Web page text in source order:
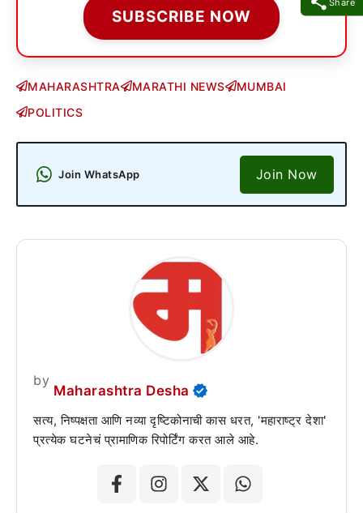
SUBSCRIBE NOW
MAHARASHTRA MARATHI NEWS
MUMBAI
POLITICS
Join WhatsApp Join Now
by
Maharashtra Desha
सत्य, निष्पक्षता आणि नव्या दृष्टिकोनाची कास धरत, 'महाराष्ट्र देशा'
प्रत्येक घटनेचं प्रामाणिक रिपोर्टिंग करत आले आहे.